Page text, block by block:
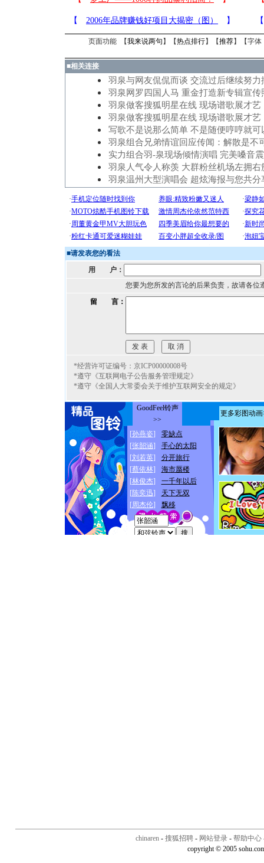
页面功能 【我来说两句 】【热点排行】【推荐】【字体
■相关连接
羽泉与网友侃侃而谈 交流过后继续努力
羽泉网罗四国人马 重金打造新专辑宣传
羽泉做客搜狐明星在线 现场谱歌展才艺
羽泉做客搜狐明星在线 现场谱歌展才艺
写歌不是说那么简单 不是随便哼哼就可
羽泉组合兄弟情谊回应传闻：解散是不
实力组合羽-泉现场倾情演唱 完美嗓音
羽泉人气令人称羡 大群粉丝机场左拥右
羽泉温州大型演唱会 超炫海报与您共分
■请发表您的看法
用 户：
您要为您所发的言论的后果负责，故请各位
留 言：
*经营许可证编号：京ICP00000008号
*遵守《互联网电子公告服务管理规定》
*遵守《全国人大常委会关于维护互联网安全的规定》
chinaren - 搜狐招聘 - 网站登录 - 帮助中心
copyright © 2005